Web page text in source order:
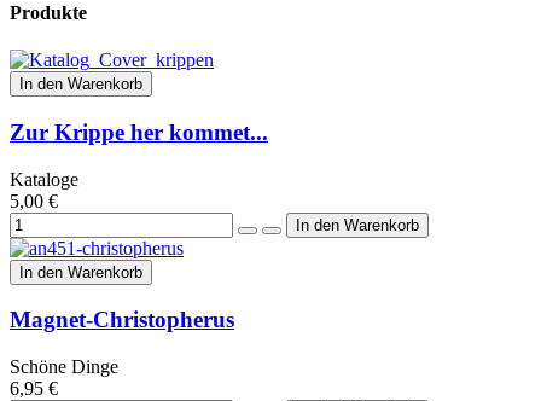
Produkte
In den Warenkorb
Zur Krippe her kommet...
Kataloge
5,00 €
In den Warenkorb
Magnet-Christopherus
Schöne Dinge
6,95 €